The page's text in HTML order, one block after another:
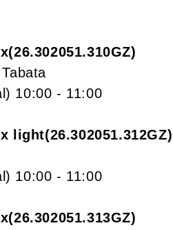
26.302051.310GZ
10:00 - 11:00
light 26.302051.312GZ
10:00 - 11:00
26.302051.313GZ